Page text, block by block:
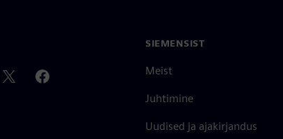
SIEMENSIST
Meist
Juhtimine
Uudised ja ajakirjandus